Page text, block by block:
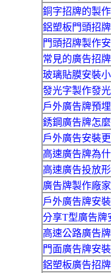
銅字招牌的製
鋁塑板門頭招
門頭招牌製作
常見的廣告招
玻璃貼膜安裝
發光字製作發
戶外廣告牌預
銹鋼廣告牌怎
戶外廣告安裝
高速廣告牌為
高速廣告投放
廣告牌製作廠
戶外廣告牌安
分享T型廣告牌
高速公路廣告
門面廣告牌安
鋁塑板廣告招